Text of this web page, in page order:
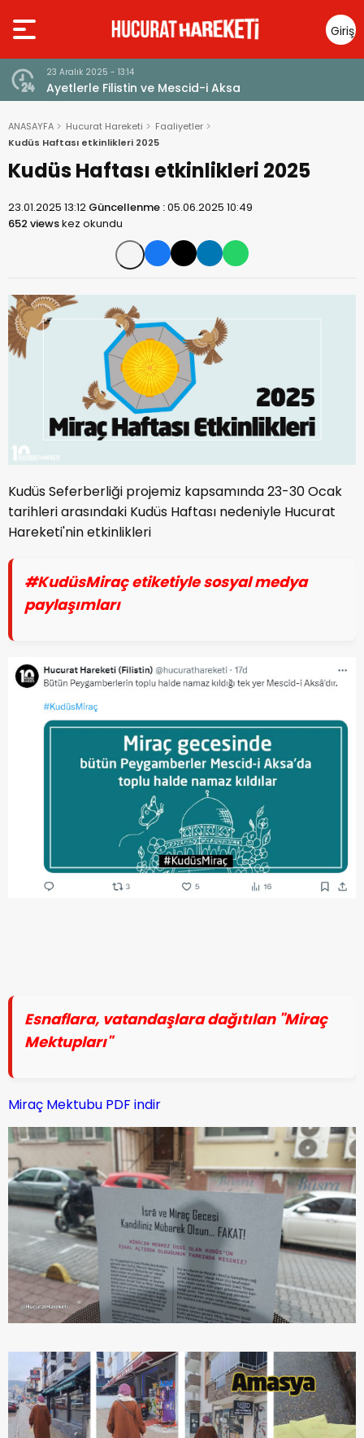
Giriş
Yap
23 Aralık 2025 - 13:14
Ayetlerle Filistin ve Mescid-i Aksa
ANASAYFA Hucurat Hareketi
Faaliyetler
Kudüs Haftası etkinlikleri 2025
Kudüs Haftası etkinlikleri 2025
23.01.2025 13:12 Güncellenme :05.06.2025 10:49
652 viewskez okundu
Kudüs Seferberliği projemiz kapsamında 23-30 Ocak
tarihleri arasındaki Kudüs Haftası nedeniyle Hucurat
Hareketi'nin etkinlikleri
#KudüsMiraç etiketiyle sosyal medya
paylaşımları
Esnaflara, vatandaşlara dağıtılan "Miraç
Mektupları"
Miraç Mektubu PDF indir